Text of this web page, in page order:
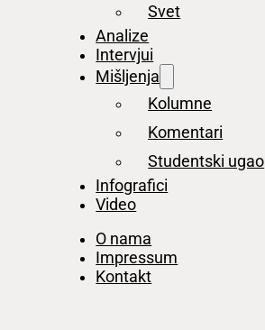
Svet
Analize
Intervjui
Mišljenja
Kolumne
Komentari
Studentski ugao
Infografici
Video
O nama
Impressum
Kontakt